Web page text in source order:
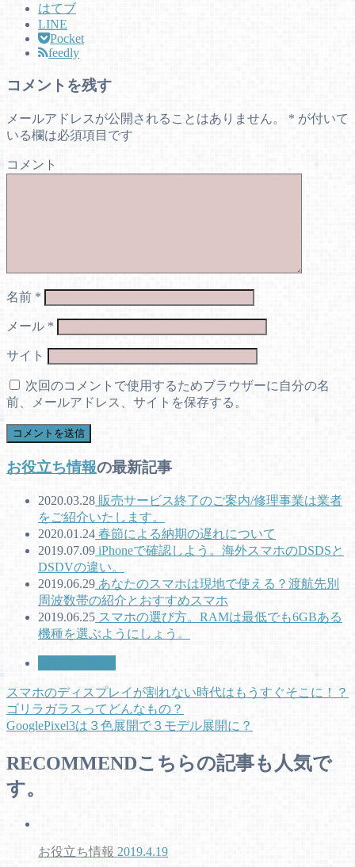
はてブ
LINE
Pocket
feedly
コメントを残す
メールアドレスが公開されることはありません。 * が付いて
いる欄は必須項目です
コメント
名前 *
メール *
サイト
次回のコメントで使用するためブラウザーに自分の名
前、メールアドレス、サイトを保存する。
お役立ち情報の最新記事
2020.03.28 販売サービス終了のご案内/修理事業は業者
をご紹介いたします。
2020.01.24 春節による納期の遅れについて
2019.07.09 iPhoneで確認しよう。海外スマホのDSDSと
DSDVの違い。
2019.06.29 あなたのスマホは現地で使える？渡航先別
周波数帯の紹介とおすすめスマホ
2019.06.25 スマホの選び方。RAMは最低でも6GBある
機種を選ぶようにしょう。
スマホのディスプレイが割れない時代はもうすぐそこに！？
ゴリラガラスってどんなもの？
GooglePixel3は３色展開で３モデル展開に？
RECOMMENDこちらの記事も人気で
す。
お役立ち情報 2019.4.19